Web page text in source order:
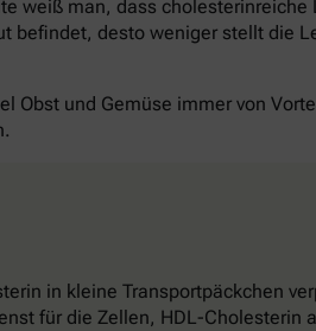
weiß man, dass
befindet, desto weniger stellt die
Obst und Gemüse immer von
in kleine Transportpäckchen
für die Zellen, HDL-Cholesterin